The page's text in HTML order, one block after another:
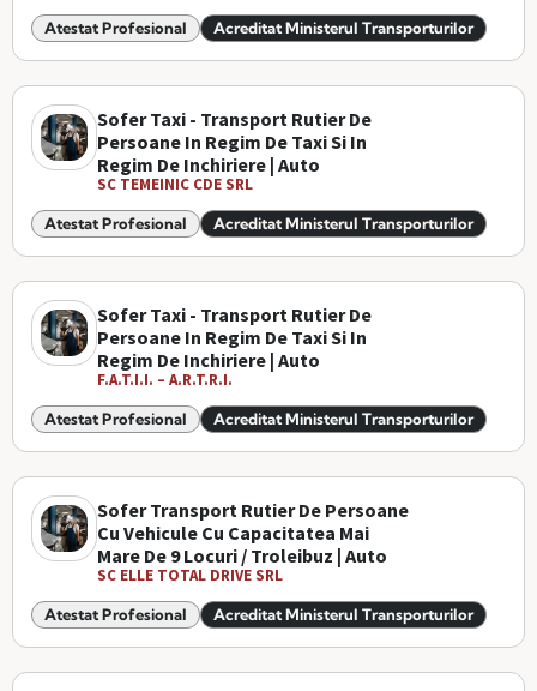
Atestat Profesional Acreditat Ministerul Transporturilor
Sofer Taxi - Transport Rutier De
Persoane In Regim De Taxi Si In
Regim De Inchiriere | Auto
SC TEMEINIC CDE SRL
Atestat Profesional Acreditat Ministerul Transporturilor
Sofer Taxi - Transport Rutier De
Persoane In Regim De Taxi Si In
Regim De Inchiriere | Auto
F.A.T.I.I. – A.R.T.R.I.
Atestat Profesional Acreditat Ministerul Transporturilor
Sofer Transport Rutier De Persoane
Cu Vehicule Cu Capacitatea Mai
Mare De 9 Locuri / Troleibuz | Auto
SC ELLE TOTAL DRIVE SRL
Atestat Profesional Acreditat Ministerul Transporturilor